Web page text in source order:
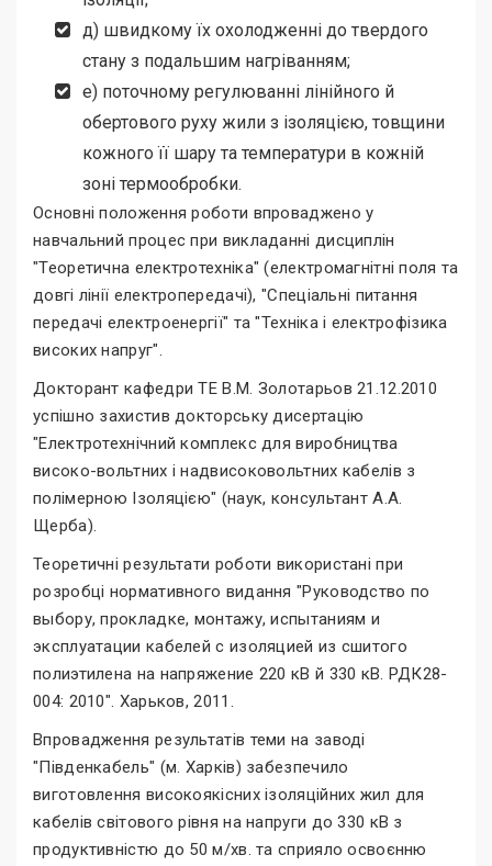
д) швидкому їх охолодженні до твердого
стану з подальшим нагріванням;
е) поточному регулюванні лінійного й
обертового руху жили з ізоляцією, товщини
кожного її шару та температури в кожній
зоні термообробки.
Основні положення роботи впроваджено у
навчальний процес при викладанні дисциплін
"Теоретична електротехніка" (електромагнітні поля та
довгі лінії електропередачі), "Спеціальні питання
передачі електроенергії" та "Техніка і електрофізика
високих напруг".
Докторант кафедри ТЕ В.М. Золотарьов 21.12.2010
успішно захистив докторську дисертацію
"Електротехнічний комплекс для виробництва
високо-вольтних і надвисоковольтних кабелів з
полімерною Ізоляцією" (наук, консультант А.А.
Щерба).
Теоретичні результати роботи використані при
розробці нормативного видання "Руководство по
выбору, прокладке, монтажу, испытаниям и
эксплуатации кабелей с изоляцией из сшитого
полиэтилена на напряжение 220 кВ й 330 кВ. РДК28-
004: 2010". Харьков, 2011.
Впровадження результатів теми на заводі
"Південкабель" (м. Харків) забезпечило
виготовлення високоякісних ізоляційних жил для
кабелів світового рівня на напруги до 330 кВ з
продуктивністю до 50 м/хв. та сприяло освоєнню